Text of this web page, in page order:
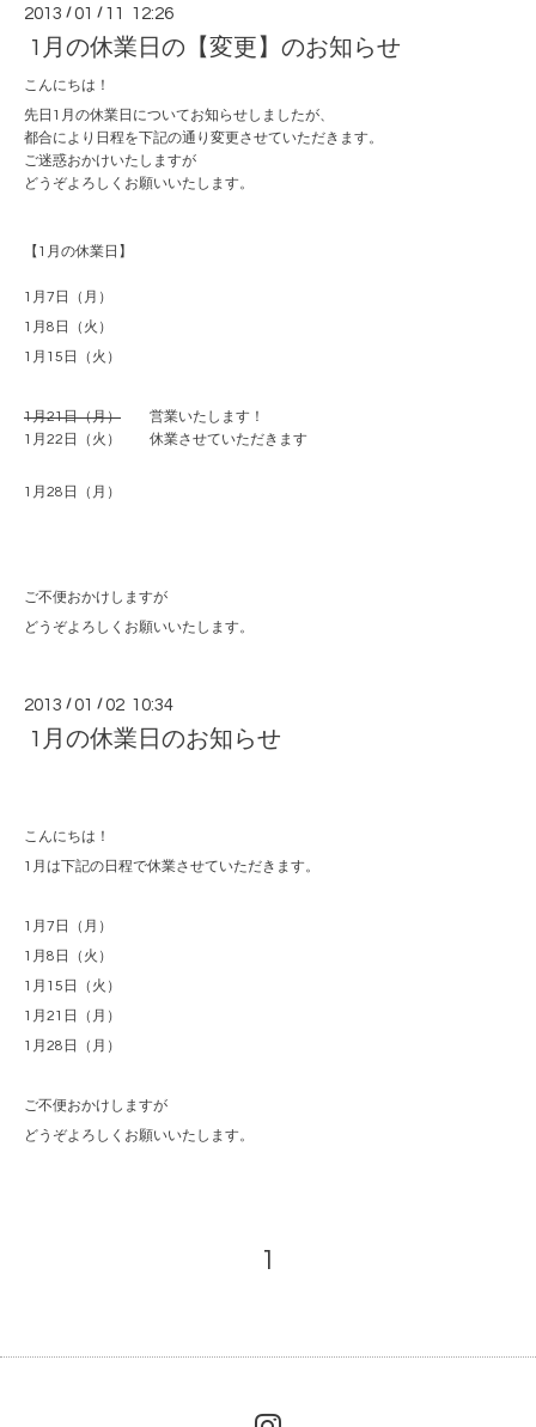
2013 /01 / 11 12:26
1月の休業日の【変更】のお知らせ
こんにちは！
先日1月の休業日についてお知らせしましたが、
都合により日程を下記の通り変更させていただきます。
ご迷惑おかけいたしますが
どうぞよろしくお願いいたします。
【1月の休業日】
1月7日（月）
1月8日（火）
1月15日（火）
1月21日（月） 営業いたします！
1月22日（火） 休業させていただきます
1月28日（月）
ご不便おかけしますが
どうぞよろしくお願いいたします。
2013 /01 /02 10:34
1月の休業日のお知らせ
こんにちは！
1月は下記の日程で休業させていただきます。
1月7日（月）
1月8日（火）
1月15日（火）
1月21日（月）
1月28日（月）
ご不便おかけしますが
どうぞよろしくお願いいたします。
1